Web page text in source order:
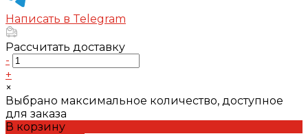
Написать в Telegram
Рассчитать доставку
-
+
×
Выбрано максимальное количество, доступное
для заказа
В корзину